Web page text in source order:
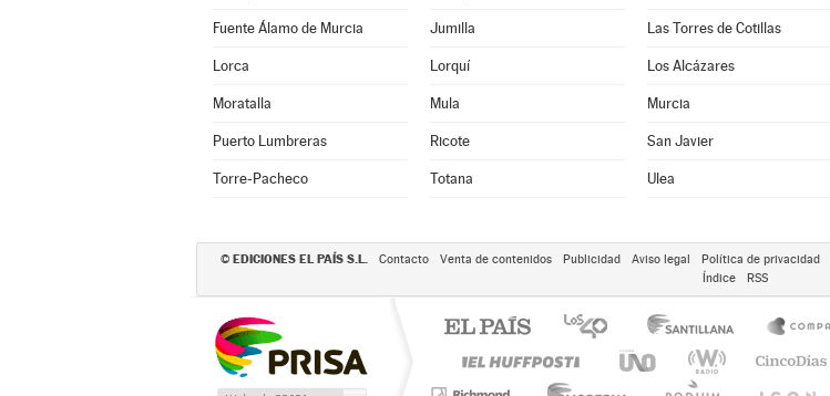
Fuente Álamo de Murcia Jumilla Las Torres de Cotillas
Lorca Lorquí Los Alcázares
Moratalla Mula Murcia
Puerto Lumbreras Ricote San Javier
Torre-Pacheco Totana Ulea
© EDICIONES EL PAÍS S.L. Contacto Venta de contenidos Publicidad Aviso legal Política de privacidad
Índice
RSS